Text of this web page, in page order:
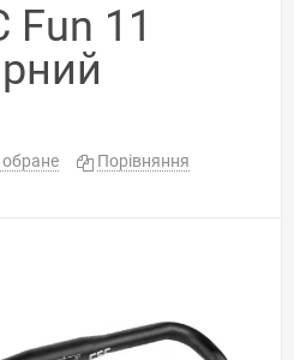
Fun 11
Порівняння